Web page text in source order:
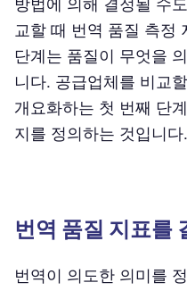
방법에 의해 결정될 수
교할 때 번역 품질 측정
단계는 품질이 무엇을
니다. 공급업체를 비교
개요화하는 첫 번째 단
지를 정의하는 것입니다.
번역 품질 지표를
번역이 의도한 의미를